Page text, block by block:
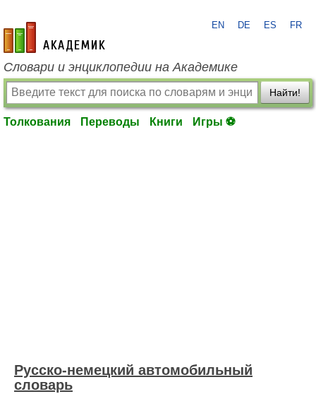
academic.ru
EN DE ES FR
Словари и энциклопедии на Академике
Найти!
Толкования Переводы Книги Игры ⚽
Русско-немецкий автомобильный
словарь